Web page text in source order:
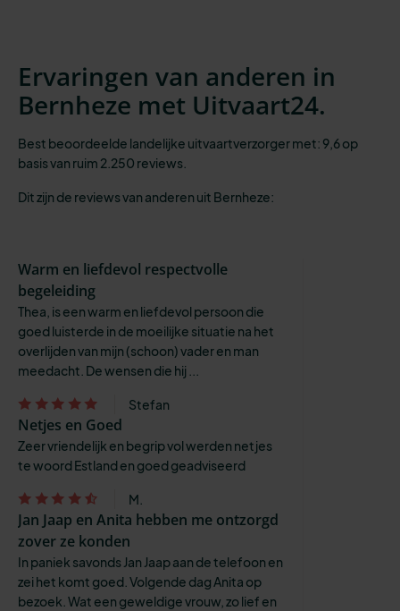
Ervaringen van anderen in
Bernheze met Uitvaart24.
Best beoordeelde landelijke uitvaartverzorger met: 9,6 op
basis van ruim 2.250 reviews.
Dit zijn de reviews van anderen uit Bernheze:
Warm en liefdevol respectvolle
begeleiding
Thea, is een warm en liefdevol persoon die
goed luisterde in de moeilijke situatie na het
overlijden van mijn (schoon) vader en man
meedacht. De wensen die hij ...
Stefan
Netjes en Goed
Zeer vriendelijk en begrip vol werden netjes
te woord Estland en goed geadviseerd
M.
Jan Jaap en Anita hebben me ontzorgd
zover ze konden
In paniek savonds Jan Jaap aan de telefoon en
zei het komt goed. Volgende dag Anita op
bezoek. Wat een geweldige vrouw, zo lief en